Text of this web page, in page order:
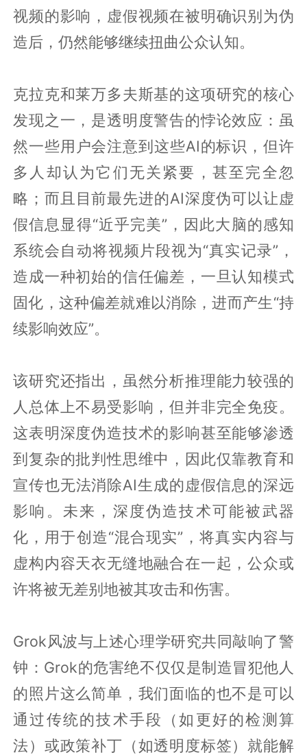
视频的影响，虚假视频在被明确识别为伪
造后，仍然能够继续扭曲公众认知。
克拉克和莱万多夫斯基的这项研究的核心
发现之一，是透明度警告的悖论效应：虽
然一些用户会注意到这些AI的标识，但许
多人却认为它们无关紧要，甚至完全忽
略；而且目前最先进的AI深度伪可以让虚
假信息显得“近乎完美”，因此大脑的感知
系统会自动将视频片段视为“真实记录”，
造成一种初始的信任偏差，一旦认知模式
固化，这种偏差就难以消除，进而产生“持
续影响效应”。
该研究还指出，虽然分析推理能力较强的
人总体上不易受影响，但并非完全免疫。
这表明深度伪造技术的影响甚至能够渗透
到复杂的批判性思维中，因此仅靠教育和
宣传也无法消除AI生成的虚假信息的深远
影响。未来，深度伪造技术可能被武器
化，用于创造“混合现实”，将真实内容与
虚构内容天衣无缝地融合在一起，公众或
许将被无差别地被其攻击和伤害。
Grok风波与上述心理学研究共同敲响了警
钟：Grok的危害绝不仅仅是制造冒犯他人
的照片这么简单，我们面临的也不是可以
通过传统的技术手段（如更好的检测算
法）或政策补丁（如透明度标签）就能解